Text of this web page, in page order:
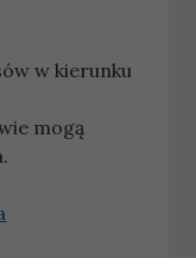
w kierunku
mogą